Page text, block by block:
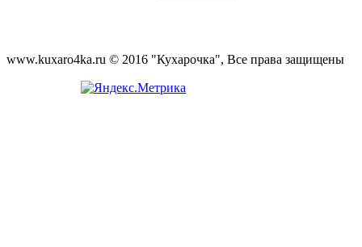
www.kuxaro4ka.ru © 2016 "Кухарочка", Все права защищены